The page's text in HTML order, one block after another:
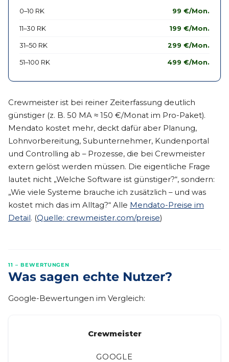
0–10 RK 99 €/Mon.
11–30 RK 199 €/Mon.
31–50 RK 299 €/Mon.
51–100 RK 499 €/Mon.
Crewmeister ist bei reiner Zeiterfassung deutlich
günstiger (z. B. 50 MA ≈ 150 €/Monat im Pro-Paket).
Mendato kostet mehr, deckt dafür aber Planung,
Lohnvorbereitung, Subunternehmer, Kundenportal
und Controlling ab – Prozesse, die bei Crewmeister
extern gelöst werden müssen. Die eigentliche Frage
lautet nicht „Welche Software ist günstiger?“, sondern:
„Wie viele Systeme brauche ich zusätzlich – und was
kostet mich das im Alltag?“ Alle Mendato-Preise im
Detail. (Quelle: crewmeister.com/preise)
11 – BEWERTUNGEN
Was sagen echte Nutzer?
Google-Bewertungen im Vergleich:
Crewmeister
GOOGLE